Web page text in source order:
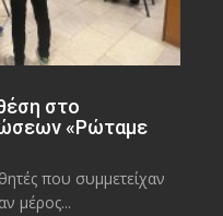
στο
«Ρώταμε
που συμμετείχαν
μέρος...